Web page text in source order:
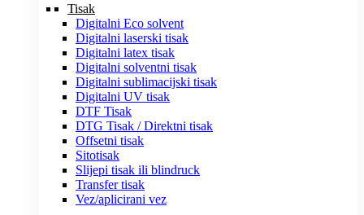
Tisak
Digitalni Eco solvent
Digitalni laserski tisak
Digitalni latex tisak
Digitalni solventni tisak
Digitalni sublimacijski tisak
Digitalni UV tisak
DTF Tisak
DTG Tisak / Direktni tisak
Offsetni tisak
Sitotisak
Slijepi tisak ili blindruck
Transfer tisak
Vez/aplicirani vez